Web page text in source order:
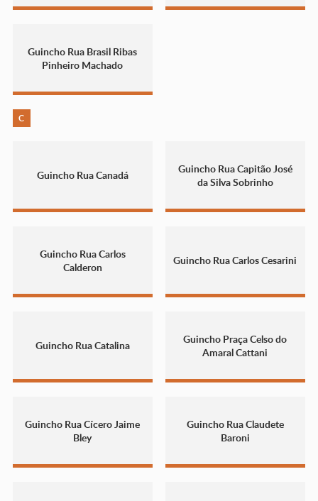
Guincho Rua Brasil Ribas
Pinheiro Machado
C
Guincho Rua Canadá
Guincho Rua Capitão José
da Silva Sobrinho
Guincho Rua Carlos
Calderon
Guincho Rua Carlos Cesarini
Guincho Rua Catalina
Guincho Praça Celso do
Amaral Cattani
Guincho Rua Cícero Jaime
Bley
Guincho Rua Claudete
Baroni